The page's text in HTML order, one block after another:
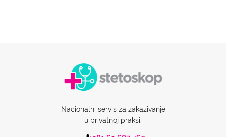
Nacionalni servis za zakazivanje
u privatnoj praksi.